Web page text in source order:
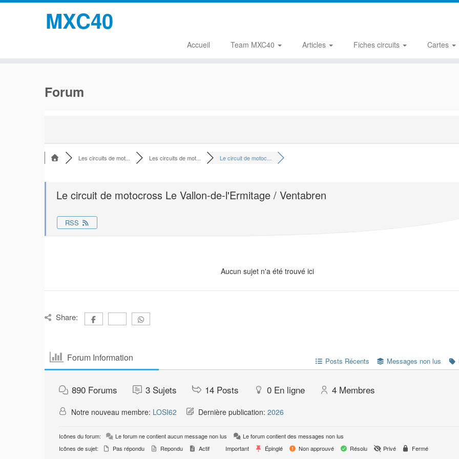
MXC40
Accueil Team MXC40 Articles Fiches circuits Cartes
Forum
Les circuits de mot... Les circuits de mot... Le circuit de motoc...
Le circuit de motocross Le Vallon-de-l'Ermitage / Ventabren
RSS
Aucun sujet n'a été trouvé ici
Share:
Forum Information Posts Récents Messages non lus
890 Forums 3 Sujets 14 Posts 0 En ligne 4 Membres
Notre nouveau membre: LOSI62 Dernière publication: 2026
Icônes du forum: Le forum ne contient aucun message non lus
Le forum contient des messages non lus
Icônes de sujet:
Pas répondu Repondu Actif Important Épinglé Non approuvé Résolu Privé Fermé